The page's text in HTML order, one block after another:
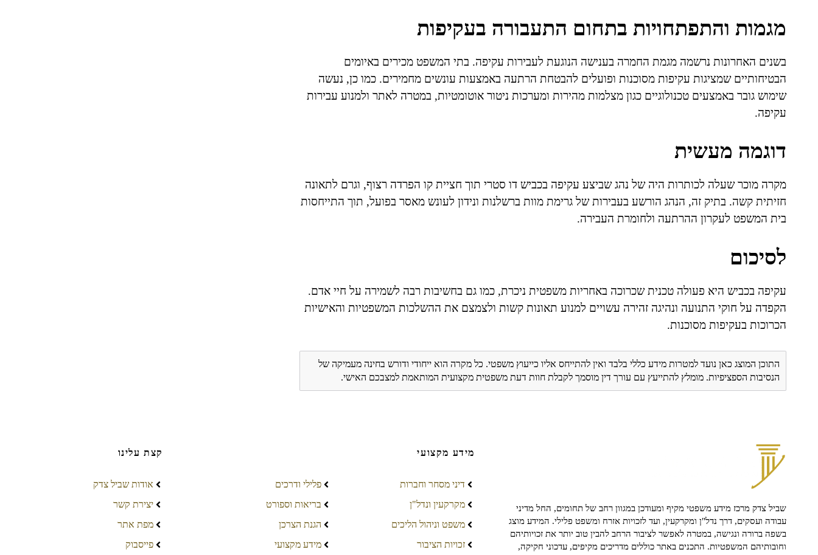
מגמות והתפתחויות בתחום התעבורה בעקיפות
בשנים האחרונות נרשמה מגמת החמרה בענישה הנוגעת לעבירות עקיפה. בתי המשפט מכירים באיומים
הבטיחותיים שמציגות עקיפות מסוכנות ופועלים להבטחת הרתעה באמצעות עונשים מחמירים. כמו כן, נעשה
שימוש גובר באמצעים טכנולוגיים כגון מצלמות מהירות ומערכות ניטור אוטומטיות, במטרה לאתר ולמנוע עבירות
עקיפה.
דוגמה מעשית
מקרה מוכר שעלה לכותרות היה של נהג שביצע עקיפה בכביש דו סטרי תוך חציית קו הפרדה רצוף, וגרם לתאונה
חזיתית קשה. בתיק זה, הנהג הורשע בעבירות של גרימת מוות ברשלנות ונידון לעונש מאסר בפועל, תוך התייחסות
בית המשפט לעקרון ההרתעה ולחומרת העבירה.
לסיכום
עקיפה בכביש היא פעולה טכנית שכרוכה באחריות משפטית ניכרת, כמו גם בחשיבות רבה לשמירה על חיי אדם.
הקפדה על חוקי התנועה ונהיגה זהירה עשויים למנוע תאונות קשות ולצמצם את ההשלכות המשפטיות והאישיות
הכרוכות בעקיפות מסוכנות.
התוכן המוצג כאן נועד למטרות מידע כללי בלבד ואין להתייחס אליו כייעוץ משפטי. כל מקרה הוא ייחודי ודורש בחינה מעמיקה של
הנסיבות הספציפיות. מומלץ להתייעץ עם עורך דין מוסמך לקבלת חוות דעת משפטית מקצועית המותאמת למצבכם האישי.
שביל צדק מרכז מידע משפטי מקיף ומעודכן במגוון רחב של תחומים, החל מדיני
עבודה ועסקים, דרך נדל"ן ומקרקעין, ועד לזכויות אזרח ומשפט פלילי. המידע מוצג
בשפה ברורה ונגישה, במטרה לאפשר לציבור הרחב להבין טוב יותר את זכויותיהם
וחובותיהם המשפטיות. התכנים באתר כוללים מדריכים מקיפים, עדכוני חקיקה,
מידע מקצועי
דיני מסחר וחברות
מקרקעין ונדל"ן
משפט וניהול הליכים
זכויות הציבור
פלילי ודרכים
בריאות וספורט
הגנת הצרכן
מידע מקצועי
קצת עלינו
אודות שביל צדק
יצירת קשר
מפת אתר
פייסבוק